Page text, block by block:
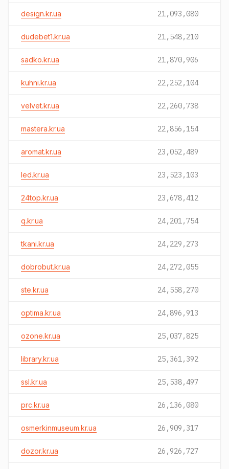
design.kr.ua 21,093,080
dudebet1.kr.ua 21,548,210
sadko.kr.ua 21,870,906
kuhni.kr.ua 22,252,104
velvet.kr.ua 22,260,738
mastera.kr.ua 22,856,154
aromat.kr.ua 23,052,489
led.kr.ua 23,523,103
24top.kr.ua 23,678,412
q.kr.ua 24,201,754
tkani.kr.ua 24,229,273
dobrobut.kr.ua 24,272,055
ste.kr.ua 24,558,270
optima.kr.ua 24,896,913
ozone.kr.ua 25,037,825
library.kr.ua 25,361,392
ssl.kr.ua 25,538,497
prc.kr.ua 26,136,080
osmerkinmuseum.kr.ua 26,909,317
dozor.kr.ua 26,926,727